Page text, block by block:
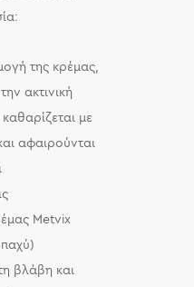
της κρέμας,
ακτινική
με
αφαιρούνται
Metvix
βλάβη και